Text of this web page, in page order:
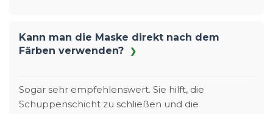
Kann man die Maske direkt nach dem
Färben verwenden?
Sogar sehr empfehlenswert. Sie hilft, die
Schuppenschicht zu schließen und die